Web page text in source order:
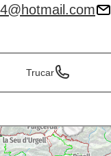
Trucar